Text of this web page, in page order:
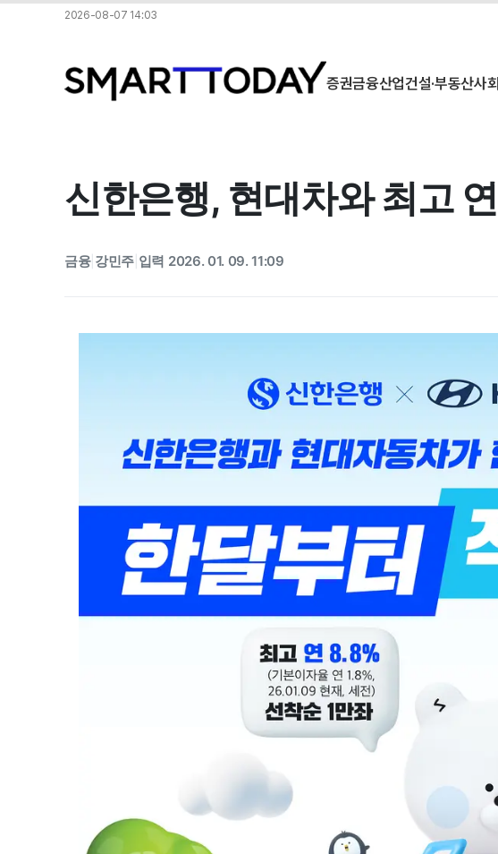
2026-08-07 14:03
증권금융산업건설·부동산사회
신한은행, 현대차와 최고
금융| 강민주 입력 2026. 01. 09. 11:09